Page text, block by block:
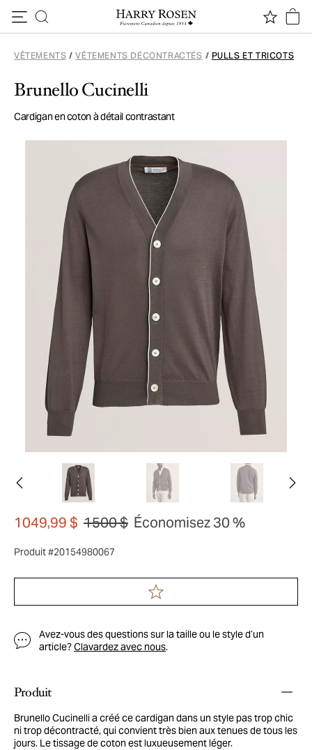
VÊTEMENTS / VÊTEMENTS DÉCONTRACTÉS / PULLS ET TRICOTS
Brunello Cucinelli
Cardigan en coton à détail contrastant
1049,99 $ 1500 $ Économisez 30 %
Produit #20154980067
Avez-vous des questions sur la taille ou le style d’un
article?Clavardez avec nous.
Produit
Brunello Cucinelli a créé ce cardigan dans un style pas trop chic
ni trop décontracté, qui convient très bien aux tenues de tous les
jours. Le tissage de coton est luxueusement léger.